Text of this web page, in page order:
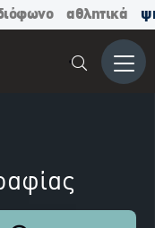
αθλητικά
Μενού